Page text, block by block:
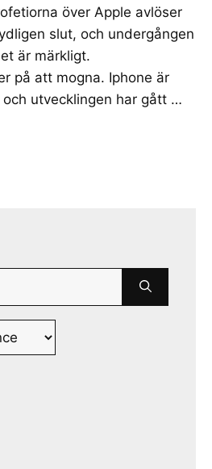
över Apple avlöser
slut, och undergången
är märkligt.
på att mogna. Iphone är
utvecklingen har gått …